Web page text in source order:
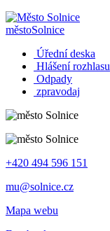
městoSolnice
Úřední deska
Hlášení rozhlasu
Odpady
zpravodaj
+420 494 596 151
mu@solnice.cz
Mapa webu